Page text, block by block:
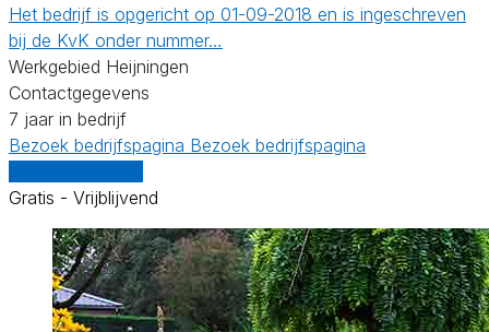
Het bedrijf is opgericht op 01-09-2018 en is ingeschreven
bij de KvK onder nummer…
Werkgebied Heijningen
Contactgegevens
7 jaar in bedrijf
Bezoek bedrijfspagina Bezoek bedrijfspagina
Gratis - Vrijblijvend